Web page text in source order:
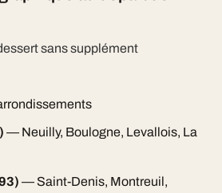
sans supplément
— Neuilly, Boulogne, Levallois, La
— Saint-Denis, Montreuil,